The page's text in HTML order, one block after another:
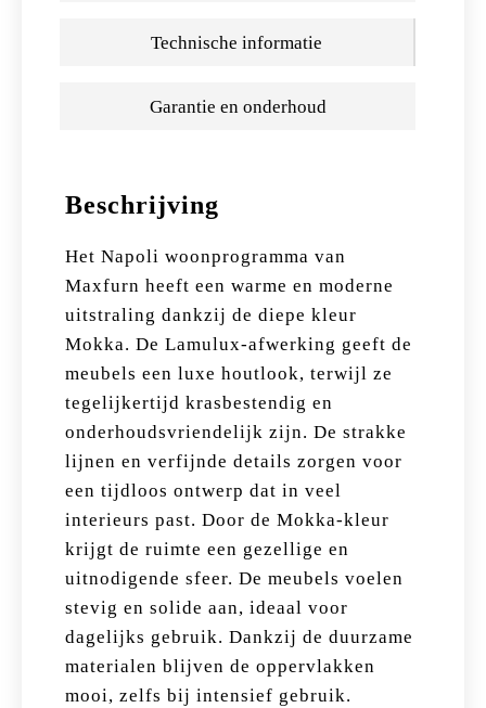
Technische informatie
Garantie en onderhoud
Beschrijving
Het Napoli woonprogramma van
Maxfurn heeft een warme en moderne
uitstraling dankzij de diepe kleur
Mokka. De Lamulux-afwerking geeft de
meubels een luxe houtlook, terwijl ze
tegelijkertijd krasbestendig en
onderhoudsvriendelijk zijn. De strakke
lijnen en verfijnde details zorgen voor
een tijdloos ontwerp dat in veel
interieurs past. Door de Mokka-kleur
krijgt de ruimte een gezellige en
uitnodigende sfeer. De meubels voelen
stevig en solide aan, ideaal voor
dagelijks gebruik. Dankzij de duurzame
materialen blijven de oppervlakken
mooi, zelfs bij intensief gebruik.